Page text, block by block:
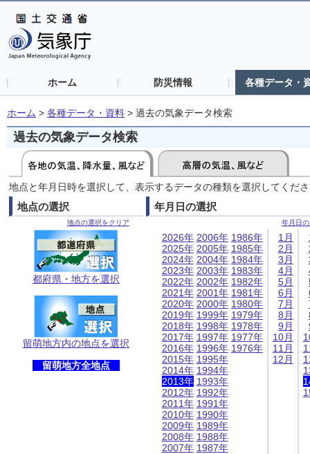
ホーム 防災情報 各種データ・
ホーム > 各種データ・資料 > 過去の気象データ検索
過去の気象データ検索
地点と年月日時を選択して、表示するデータの種類を選択してくだ
地点の選択
地点の選択をクリア
都府県・地方を選択
留萌地方内の地点を選択
留萌地方全地点
年月日の選択
年月日
2026年
2025年
2024年
2023年
2022年
2021年
2020年
2019年
2018年
2017年
2016年
2015年
2014年
2013年
2012年
2011年
2010年
2009年
2008年
2007年
2006年
2005年
2004年
2003年
2002年
2001年
2000年
1999年
1998年
1997年
1996年
1995年
1994年
1993年
1992年
1991年
1990年
1989年
1988年
1987年
1986年
1985年
1984年
1983年
1982年
1981年
1980年
1979年
1978年
1977年
1976年
1月
2月
3月
4月
5月
6月
7月
8月
9月
10月
11月
12月